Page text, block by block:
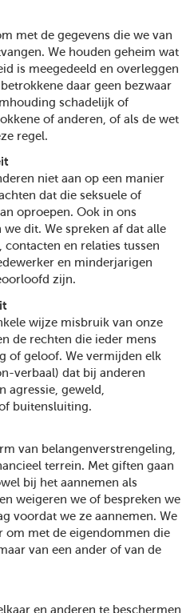
met de gegevens die we van
We houden geheim wat
is meegedeeld en overleggen
daar geen bezwaar
schadelijk of
of anderen, of als de wet
regel.
niet aan op een manier
dat die seksuele of
oproepen. Ook in ons
dit. We spreken af dat alle
contacten en relaties tussen
en minderjarigen
zijn.
wijze misbruik van onze
de rechten die ieder mens
of geloof. We vermijden elk
verbaal) dat bij anderen
agressie, geweld,
buitensluiting.
van belangenverstrengeling,
terrein. Met giften gaan
bij het aannemen als
weigeren we of bespreken we
voordat we ze aannemen. We
om met de eigendommen die
van een ander of van de
en anderen te beschermen